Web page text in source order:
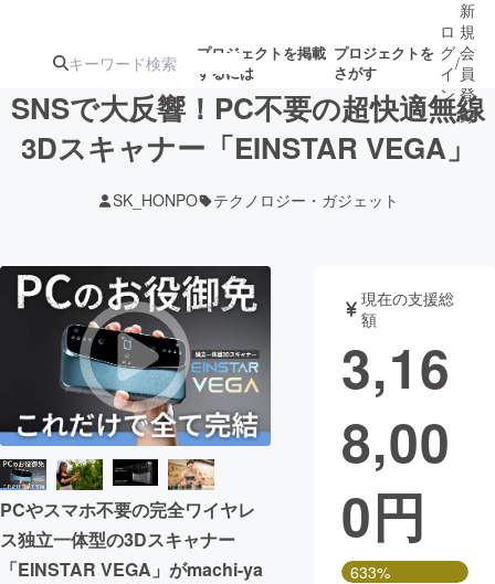
プロジェクトを掲載
するには
プロジェクトを
さがす
ターン
ジェクト
ロジェクト
アート・写真 音楽
テクノロジー・ガジェット ゲーム・サ
映像・映画
ビジネス・起業
まちづくり・地域活性化
ロ
グ
イ
ン
/
新
規
会
員
登
録
SNSで大反響！PC不要の超快適無線
3Dスキャナー「EINSTAR VEGA」
SK_HONPO テクノロジー・ガジェット
PCやスマホ不要の完全ワイヤレ
ス独立一体型の3Dスキャナー
「EINSTAR VEGA」がmachi-ya
現在の支援総
額
3,16
8,00
0円
633%